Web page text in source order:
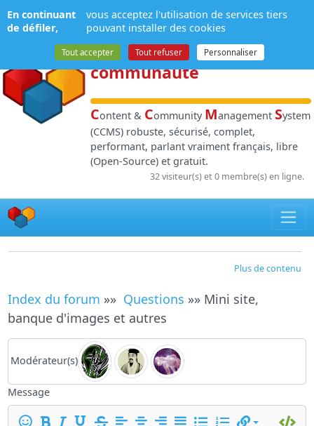
NPDS:Gestion de
contenuet de
communauté
Content & Community Management System
(CCMS) robuste, sécurisé, complet,
performant, parlant vraiment français, libre
(Open-Source) et gratuit.
32 visiteur(s) et 0 membre(s) en ligne.
Plus de contenu
Index du forum »» Questions »» Mini site,
banque d'images et autres
Modérateur(s)
Message
Panneau de gestion des cookies
En continuant
de défiler,
vous acceptez l'utilisation de services tiers
pouvant installer des cookies
Tout accepter Tout refuser Personnaliser